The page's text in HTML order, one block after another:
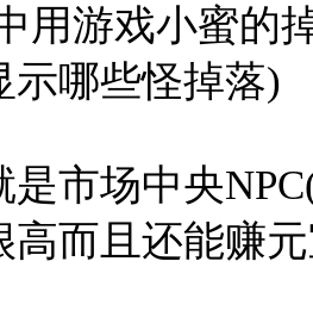
用游戏小蜜的
示哪些怪掉落)
是市场中央
高而且还能赚